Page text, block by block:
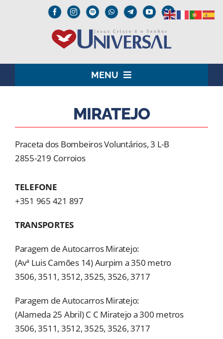
MENU
INSTITUCIONAL
MEDIA
MORADAS
DOAÇÕES
Pesquisar
MIRATEJO
Praceta dos Bombeiros Voluntários, 3 L-B
2855-219 Corroios
TELEFONE
+351 965 421 897
TRANSPORTES
Paragem de Autocarros Miratejo:
(Avª Luis Camões 14) Aurpim a 350 metro
3506, 3511, 3512, 3525, 3526, 3717
Paragem de Autocarros Miratejo:
(Alameda 25 Abril) C C Miratejo a 300 metros
3506, 3511, 3512, 3525, 3526, 3717